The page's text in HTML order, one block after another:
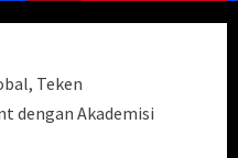
Teken
dengan Akademisi